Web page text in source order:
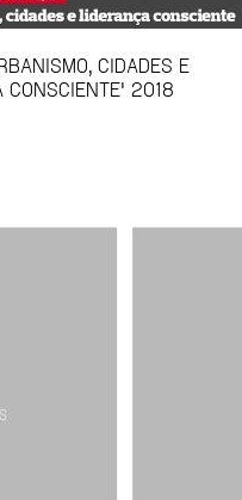
CIDADES E
CONSCIENTE' 2018